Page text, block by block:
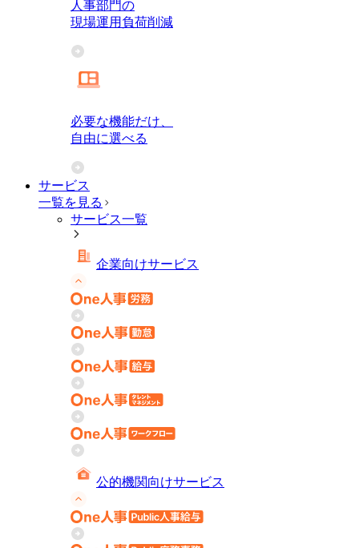
人事部門の
現場運用負荷削減
必要な機能だけ、
自由に選べる
サービス
一覧を見る
サービス一覧
企業向けサービス
公的機関向けサービス